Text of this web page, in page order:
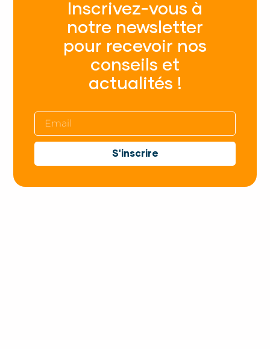
Inscrivez-vous à
notre newsletter
pour recevoir nos
conseils et
actualités !
S'inscrire